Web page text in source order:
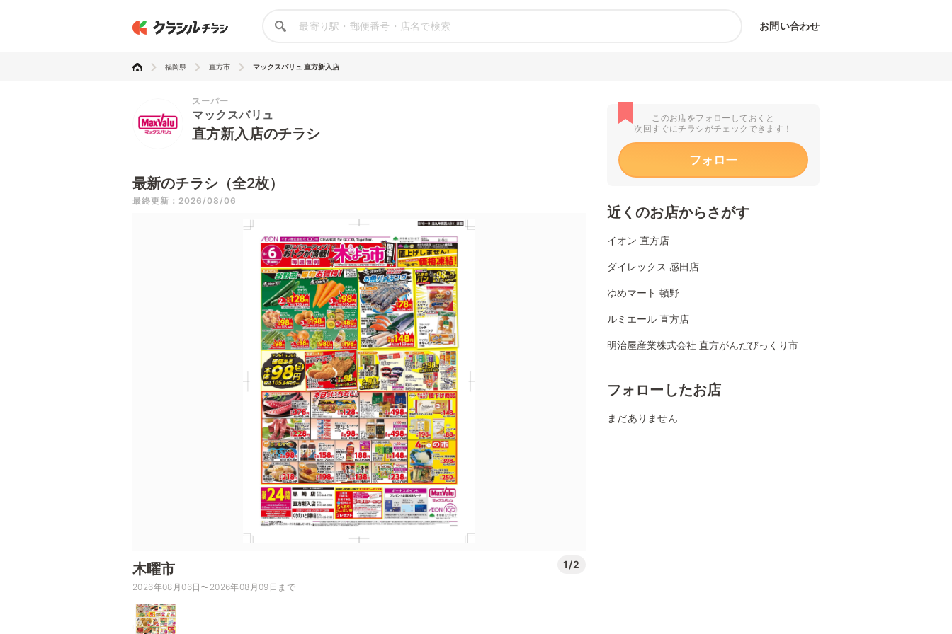
お問い合わせ
福岡県 直方市 マックスバリュ 直方新入店
スーパー
マックスバリュ
直方新入店のチラシ
最新のチラシ（全2枚）
最終更新：2026/08/06
木曜市 1/2
2026年08月06日〜2026年08月09日まで
このお店をフォローしておくと
次回すぐにチラシがチェックできます！
フォロー
近くのお店からさがす
イオン 直方店
ダイレックス 感田店
ゆめマート 頓野
ルミエール 直方店
明治屋産業株式会社 直方がんだびっくり市
フォローしたお店
まだありません